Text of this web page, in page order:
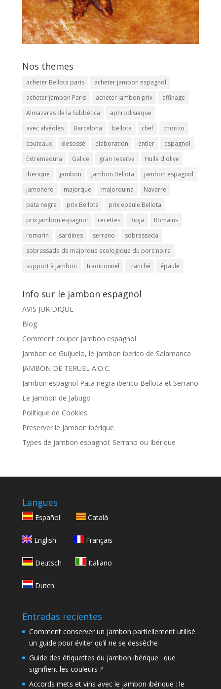
Nos themes
acheter Bellota paris
acheter jambon espagnol
acheter jambon Paris
acheter jambon prix
affinage
Almazaras de la Subbética
aphrodisiaque
avec alvéoles
Barcelona bellota chef
chorizo
couteaux
desossé elaboration entier
espagnol
Extremadura
Galice gran reserva
Huile d'olive
iberique
jambon jambon Bellota
jambon espagnol
jamonero
majorque majorquina
Navarre
pata negra
prix Bellota
prix epaule Bellota
prix jambon espagnol
recettes Rioja
Romains
romarin
sardines serrano
sobrassada
sobrassada de majorque ecologique du porc noire
support à jambon
traditionnel tranché épaule
Info sur le jambon espagnol
AVIS JURIDIQUE
Blog
Comment couper jambon espagnol
Jambon de Guijuelo, le jambon iberico de Salamanca
JAMBON DE TERUEL A.O.C.
Jambon espagnol Pata negra iberico Bellota et Serrano
Le Jambon de Jabugo
Politique de Cookies
Preserver le jambon ibérique
Types de jambon espagnol: Serrano ou Ibérique
Langues
Español Català
English Français
Deutsch Italiano
Dutch
Entradas recientes
Comment conserver un jambon partiellement utilisé :
un guide pour éviter qu’il ne se dessèche
Guide des étiquettes du jambon ibérique : que
signifient les couleurs ?
Accords mets et vins avec le jambon ibérique : le